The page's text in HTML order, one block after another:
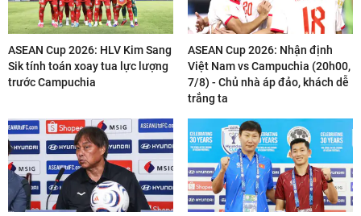
ASEAN Cup 2026: HLV Kim Sang
Sik tính toán xoay tua lực lượng
trước Campuchia
ASEAN Cup 2026: Nhận định
Việt Nam vs Campuchia (20h00,
7/8) - Chủ nhà áp đảo, khách dễ
trắng ta